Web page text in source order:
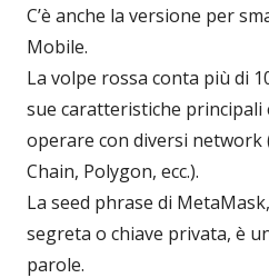
C’è anche la versione per
Mobile.
La volpe rossa conta più di
sue caratteristiche principali
operare con diversi network
Chain, Polygon, ecc.).
La seed phrase di
segreta o chiave privata, è
parole.